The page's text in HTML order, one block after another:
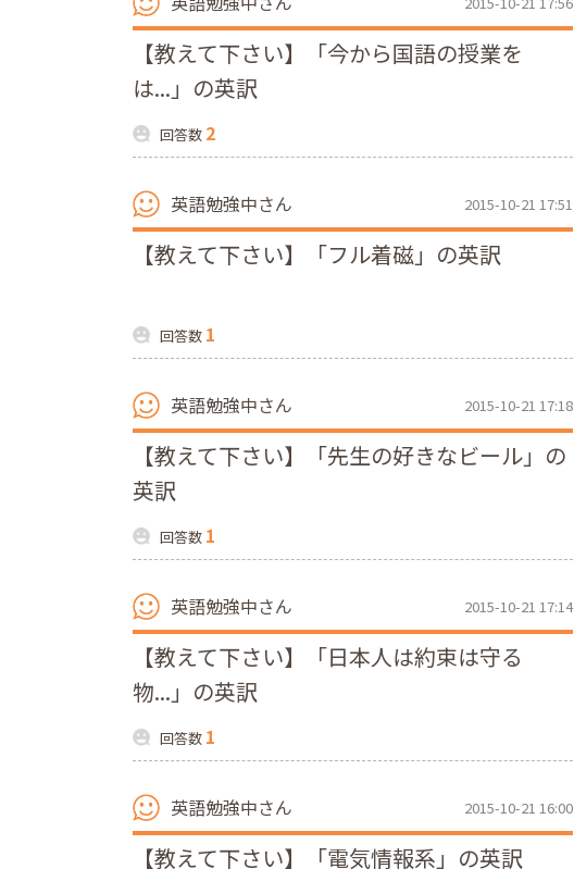
【教えて下さい】「今から国語の授業を
は...」の英訳
回答数 2
英語勉強中さん 2015-10-21 17:51
【教えて下さい】「フル着磁」の英訳
回答数 1
英語勉強中さん 2015-10-21 17:18
【教えて下さい】「先生の好きなビール」の
英訳
回答数 1
英語勉強中さん 2015-10-21 17:14
【教えて下さい】「日本人は約束は守る
物...」の英訳
回答数 1
英語勉強中さん 2015-10-21 16:00
【教えて下さい】「電気情報系」の英訳